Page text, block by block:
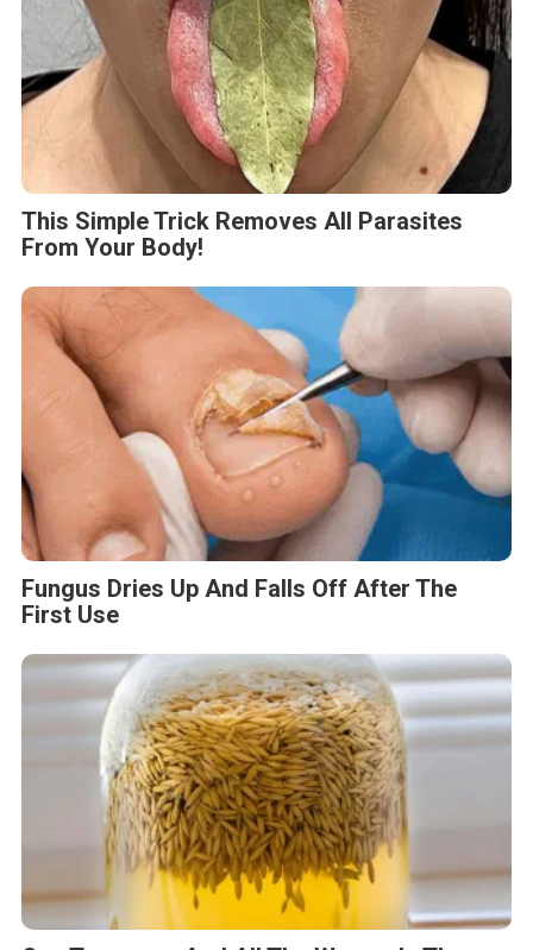
This Simple Trick Removes All Parasites
From Your Body!
Fungus Dries Up And Falls Off After The
First Use